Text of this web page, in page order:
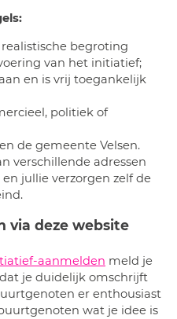
begroting
van het initiatief;
en is vrij toegankelijk
politiek of
de gemeente Velsen.
verschillende adressen
jullie verzorgen zelf de
via deze website
aanmelden meld je
je duidelijk omschrijft
er enthousiast
wat je idee is